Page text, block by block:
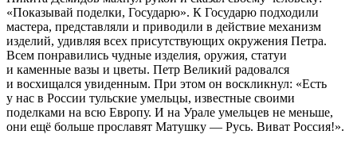
«Показывай поделки, Государю». К Государю подходили
мастера, представляли и приводили в действие механизм
изделий, удивляя всех присутствующих окружения Петра.
Всем понравились чудные изделия, оружия, статуи
и каменные вазы и цветы. Петр Великий радовался
и восхищался увиденным. При этом он воскликнул: «Есть
у нас в России тульские умельцы, известные своими
поделками на всю Европу. И на Урале умельцев не меньше,
они ещё больше прославят Матушку — Русь. Виват Россия!».